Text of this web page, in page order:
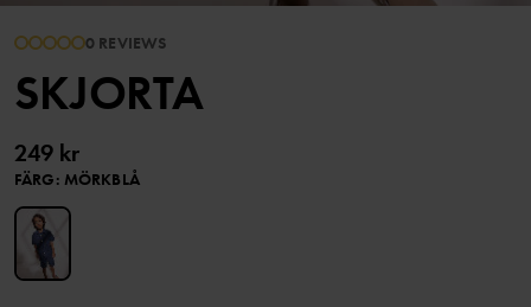
0 REVIEWS
SKJORTA
249 kr
FÄRG: MÖRKBLÅ